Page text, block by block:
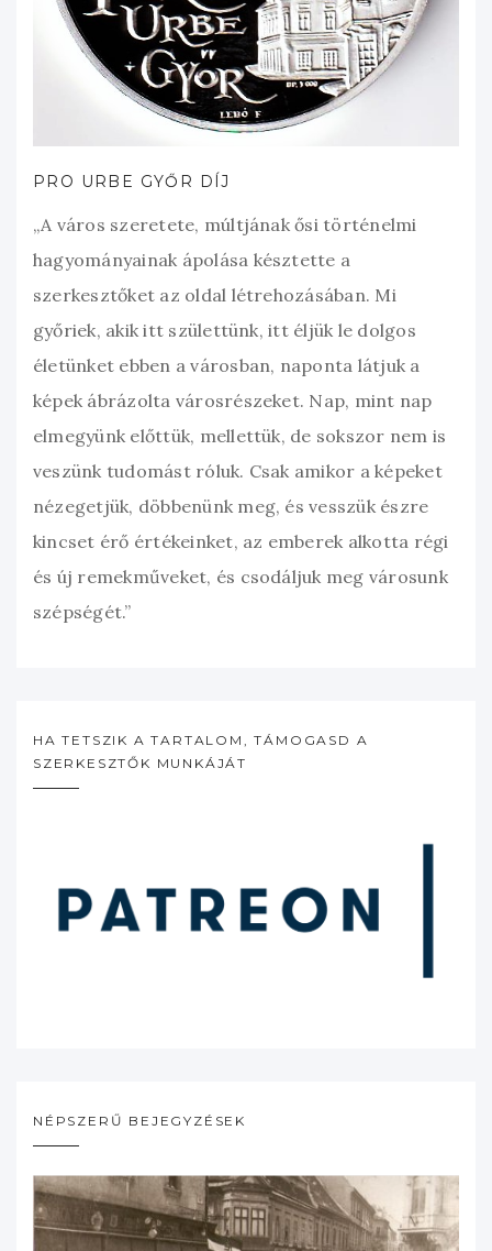
PRO URBE GYŐR DÍJ
„A város szeretete, múltjának ősi történelmi
hagyományainak ápolása késztette a
szerkesztőket az oldal létrehozásában. Mi
győriek, akik itt születtünk, itt éljük le dolgos
életünket ebben a városban, naponta látjuk a
képek ábrázolta városrészeket. Nap, mint nap
elmegyünk előttük, mellettük, de sokszor nem is
veszünk tudomást róluk. Csak amikor a képeket
nézegetjük, döbbenünk meg, és vesszük észre
kincset érő értékeinket, az emberek alkotta régi
és új remekműveket, és csodáljuk meg városunk
szépségét.”
HA TETSZIK A TARTALOM, TÁMOGASD A
SZERKESZTŐK MUNKÁJÁT
NÉPSZERŰ BEJEGYZÉSEK